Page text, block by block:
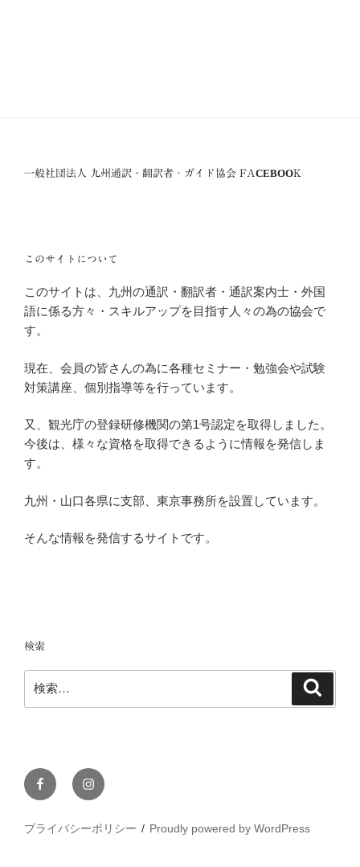
一般社団法人 九州通訳・翻訳者・ガイド協会 FACEBOOK
このサイトについて
このサイトは、九州の通訳・翻訳者・通訳案内士・外国
語に係る方々・スキルアップを目指す人々の為の協会で
す。
現在、会員の皆さんの為に各種セミナー・勉強会や試験
対策講座、個別指導等を行っています。
又、観光庁の登録研修機関の第1号認定を取得しました。
今後は、様々な資格を取得できるように情報を発信しま
す。
九州・山口各県に支部、東京事務所を設置しています。
そんな情報を発信するサイトです。
検索
索:
FacebookInstagram
プライバシーポリシー Proudly powered by WordPress